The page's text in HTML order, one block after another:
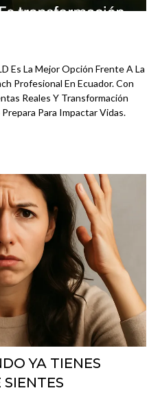
Es La Mejor Opción Frente A La
Profesional En Ecuador. Con
Reales Y Transformación
Para Impactar Vidas.
YA TIENES